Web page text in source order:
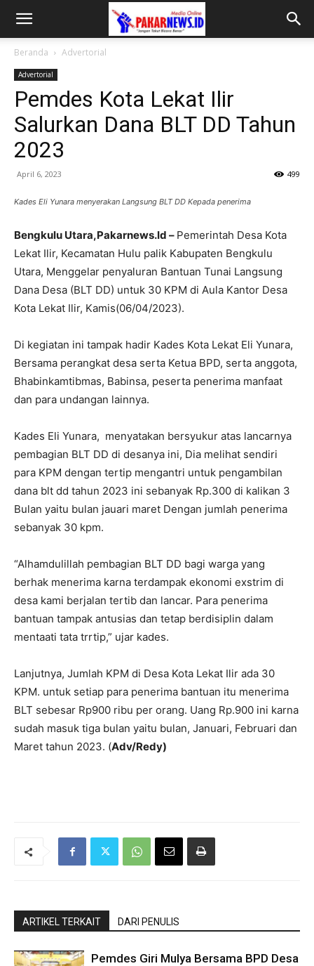
Beranda Advertorial
Advertorial
Pemdes Kota Lekat Ilir
Salurkan Dana BLT DD Tahun
2023
April 6, 2023 499
Kades Eli Yunara menyerakan Langsung BLT DD Kepada penerima
Bengkulu Utara,Pakarnews.Id – Pemerintah Desa Kota
Lekat Ilir, Kecamatan Hulu palik Kabupaten Bengkulu
Utara, Menggelar penyaluran Bantuan Tunai Langsung
Dana Desa (BLT DD) untuk 30 KPM di Aula Kantor Desa
Kota Lekat Ilir, Kamis(06/04/2023).
Di kegiatan ini tampak hadir Kades Kota Lekat Eli Yunara,
Bersama perangkat desa serta Ketua BPD, serta anggota,
Bhabinkamtibmas, Babinsa, peserta penerima manfaat
dan para undangan lainnya.
Kades Eli Yunara, menyatakan bersyukur atas lancarnya
pembagian BLT DD di desanya ini, Dia melihat sendiri
para KPM dengan tertip mengantri untuk pengambilan
dana blt dd tahun 2023 ini sebanyak Rp.300 di kalikan 3
Bulan yaitu bulan jauari maret Dengan jumlah penerima
sebanyak 30 kpm.
“Alhamdulillah pembagian BLT DD bagi warga yang
berhak menerima karna terdampak ekonomi exstrim di
desa kami berjalan tertib dan lancar. Para penerima
bantuan tampak antusias dan tetap berdisiplin dalam
mentaati tata trrtip,” ujar kades.
Lanjutnya, Jumlah KPM di Desa Kota Lekat Ilir ada 30
KPM. untuk setiap para penerima bantuan itu menerima
BLT sebesar Rp900 ribu per orang. Uang Rp.900 ini karna
sudah masuk tiga bulan yaitu bulan, Januari, Februari dan
Maret tahun 2023. (Adv/Redy)
ARTIKEL TERKAIT DARI PENULIS
Pemdes Giri Mulya Bersama BPD Desa